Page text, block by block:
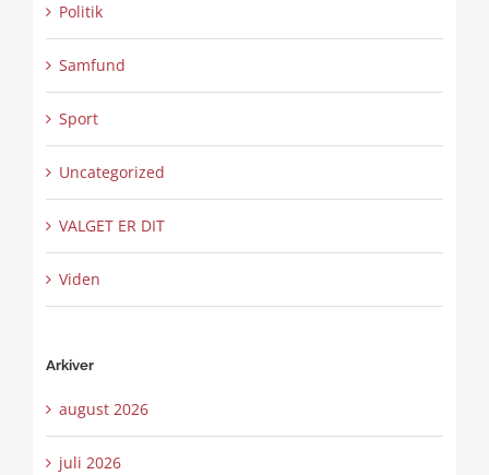
Politik
Samfund
Sport
Uncategorized
VALGET ER DIT
Viden
Arkiver
august 2026
juli 2026